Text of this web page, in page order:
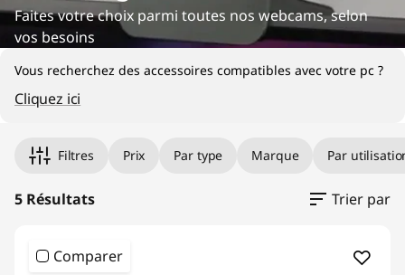
&
V
e
Faites votre choix parmi toutes nos webcams, selon
vos besoins
Vous recherchez des accessoires compatibles avec votre pc ?
Cliquez ici
Filtres Prix Par type Marque Par
5 Résultats Trier par
Comparer